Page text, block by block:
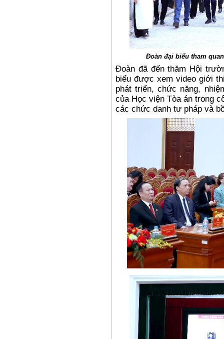
Đoàn đại biểu tham
Đoàn đã đến thăm Hội
biểu được xem video giới
phát triển, chức năng,
của Học viện Tòa án trong
các chức danh tư pháp và